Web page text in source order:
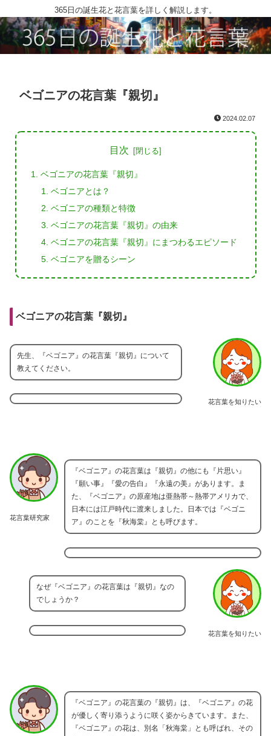
365日の誕生花と花言葉を詳しく解説します。
ベゴニアの花言葉『親切』
2024.02.07
目次
ベゴニアの花言葉『親切』
ベゴニアとは？
ベゴニアの種類と特徴
ベゴニアの花言葉『親切』の由来
ベゴニアの花言葉『親切』にまつわるエピソード
ベゴニアを贈るシーン
ベゴニアの花言葉『親切』
花言葉を知りたい
先生、『ベゴニア』の花言葉『親切』について
教えてください。
花言葉研究家
『ベゴニア』の花言葉は『親切』の他にも『片思い』
『願い事』『愛の告白』『永遠の美』があります。ま
た、『ベゴニア』の原産地は亜熱帯～熱帯アメリカで、
日本には江戸時代に渡来しました。日本では『ベゴニ
ア』のことを『秋海棠』とも呼びます。
花言葉を知りたい
なぜ『ベゴニア』の花言葉は『親切』なの
でしょうか？
『ベゴニア』の花言葉の『親切』は、『ベゴニア』の花
が優しく寄り添うように咲く姿からきています。また、
『ベゴニア』の花は、別名「秋海棠」とも呼ばれ、その